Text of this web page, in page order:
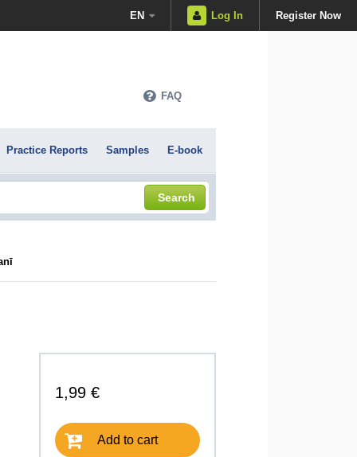
EN Log In Register Now
FAQ
Practice Reports Samples E-book
Search
1,99 €
Add to cart